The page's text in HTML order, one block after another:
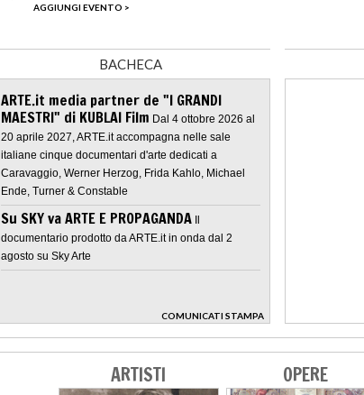
AGGIUNGI EVENTO >
BACHECA
ARTE.it media partner de "I GRANDI
MAESTRI" di KUBLAI Film Dal 4 ottobre 2026 al
20 aprile 2027, ARTE.it accompagna nelle sale
italiane cinque documentari d'arte dedicati a
Caravaggio, Werner Herzog, Frida Kahlo, Michael
Ende, Turner & Constable
Su SKY va ARTE E PROPAGANDA Il
documentario prodotto da ARTE.it in onda dal 2
agosto su Sky Arte
COMUNICATI STAMPA
>
ARTISTI OPERE